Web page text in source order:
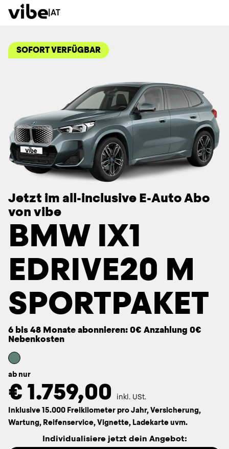
| AT
SOFORT VERFÜGBAR
Jetzt im all-inclusive E-Auto Abo
von vibe
BMW IX1
EDRIVE20 M
SPORTPAKET
6 bis 48 Monate abonnieren: 0€ Anzahlung 0€
Nebenkosten
ab nur
€1.759,00
inkl. USt.
Inklusive 15.000 Freikilometer pro Jahr, Versicherung,
Wartung, Reifenservice, Vignette, Ladekarte uvm.
Individualisiere jetzt dein Angebot: